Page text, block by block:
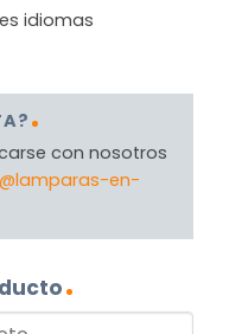
idiomas
con nosotros
en-